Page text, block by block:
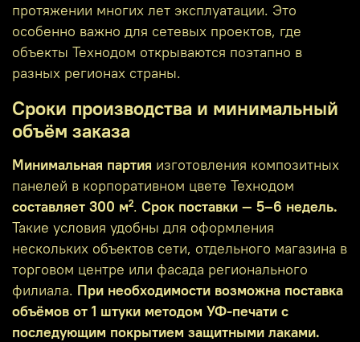
протяжении многих лет эксплуатации. Это
особенно важно для сетевых проектов, где
объекты Технодом открываются поэтапно в
разных регионах страны.
Сроки производства и минимальный
объём заказа
Минимальная партия изготовления композитных
панелей в корпоративном цвете Технодом
составляет 300 м². Срок поставки — 5–6 недель.
Такие условия удобны для оформления
нескольких объектов сети, отдельного магазина в
торговом центре или фасада регионального
филиала. При необходимости возможна поставка
объёмов от 1 штуки методом УФ‑печати с
последующим покрытием защитными лаками.